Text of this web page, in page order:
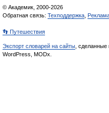
© Академик, 2000-2026
Обратная связь: Техподдержка
👣 Путешествия
Экспорт словарей на сайты , сделанные
WordPress, MODx.